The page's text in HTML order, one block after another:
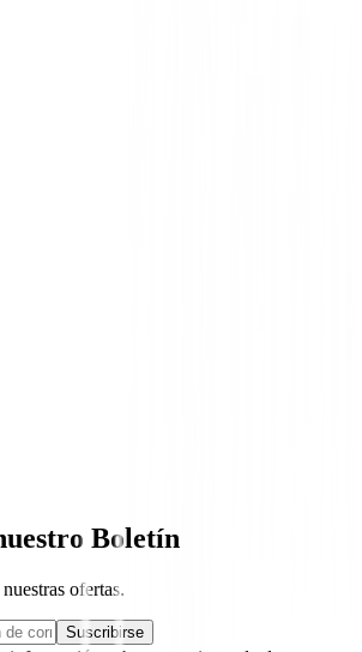
Boletín
ofertas.
Suscribirse